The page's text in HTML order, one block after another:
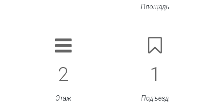
Площадь
2
Этаж
1
Подъезд